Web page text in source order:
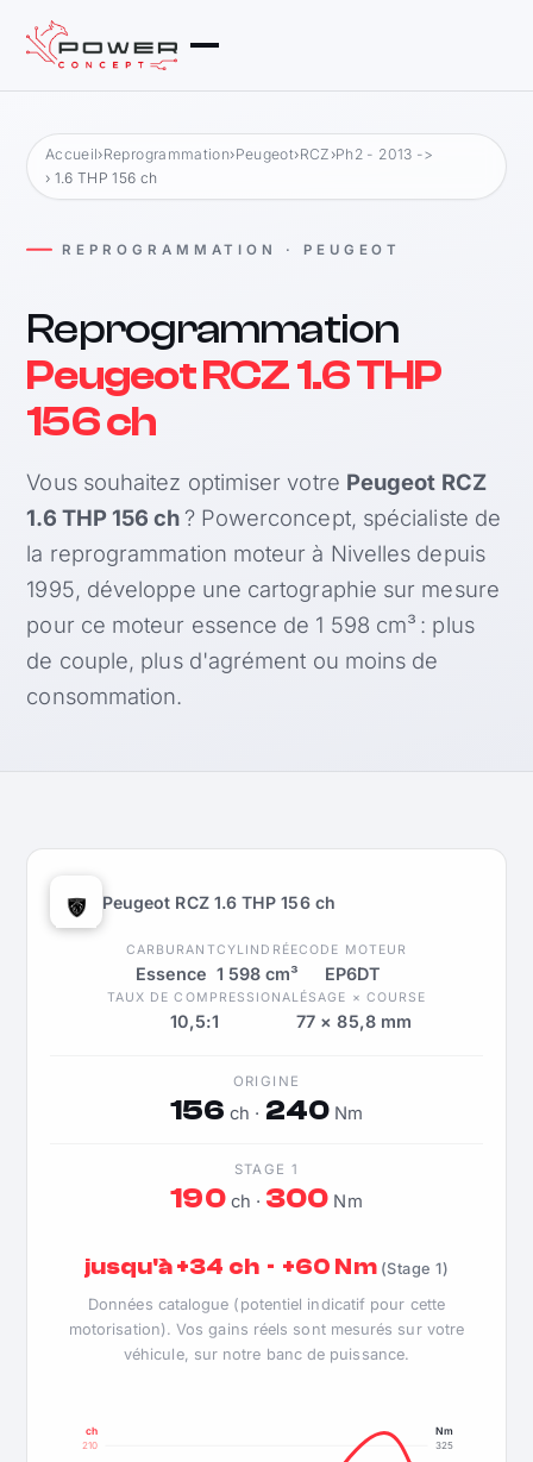
Accueil›Reprogrammation›Peugeot›RCZ ›Ph2 - 2013 ->
› 1.6 THP 156 ch
REPROGRAMMATION · PEUGEOT
Reprogrammation
Peugeot RCZ 1.6 THP
156 ch
Vous souhaitez optimiser votre Peugeot RCZ
1.6 THP 156 ch ? Powerconcept, spécialiste de
la reprogrammation moteur à Nivelles depuis
1995, développe une cartographie sur mesure
pour ce moteur essence de 1 598 cm³ : plus
de couple, plus d'agrément ou moins de
consommation.
Peugeot RCZ 1.6 THP 156 ch
CARBURANT
Essence
CYLINDRÉE
1 598 cm³
CODE MOTEUR
EP6DT
TAUX DE COMPRESSION
10,5:1
ALÉSAGE × COURSE
77 × 85,8 mm
ORIGINE
156 ch · 240Nm
STAGE 1
190ch · 300 Nm
jusqu'à +34 ch · +60 Nm (Stage 1)
Données catalogue (potentiel indicatif pour cette
motorisation). Vos gains réels sont mesurés sur votre
véhicule, sur notre banc de puissance.
210 325
ch Nm